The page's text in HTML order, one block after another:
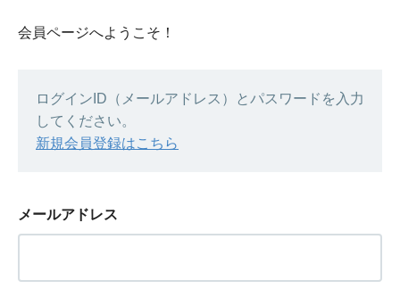
会員ページへようこそ！
ログインID（メールアドレス）とパスワードを入力
してください。
新規会員登録はこちら
メールアドレス